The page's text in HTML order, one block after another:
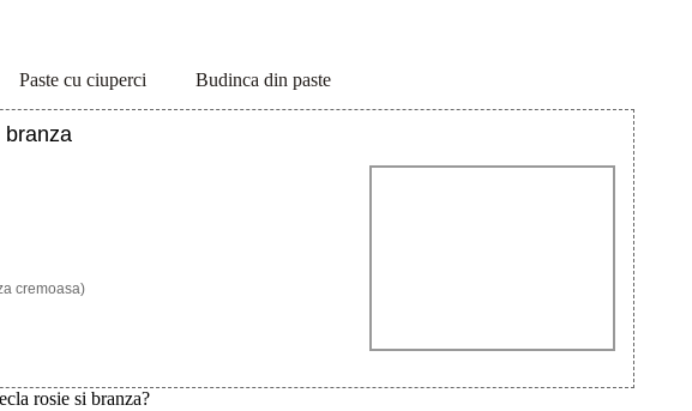
Paste cu ciuperci Budinca din paste
branza
cremoasa)
rosie si branza?